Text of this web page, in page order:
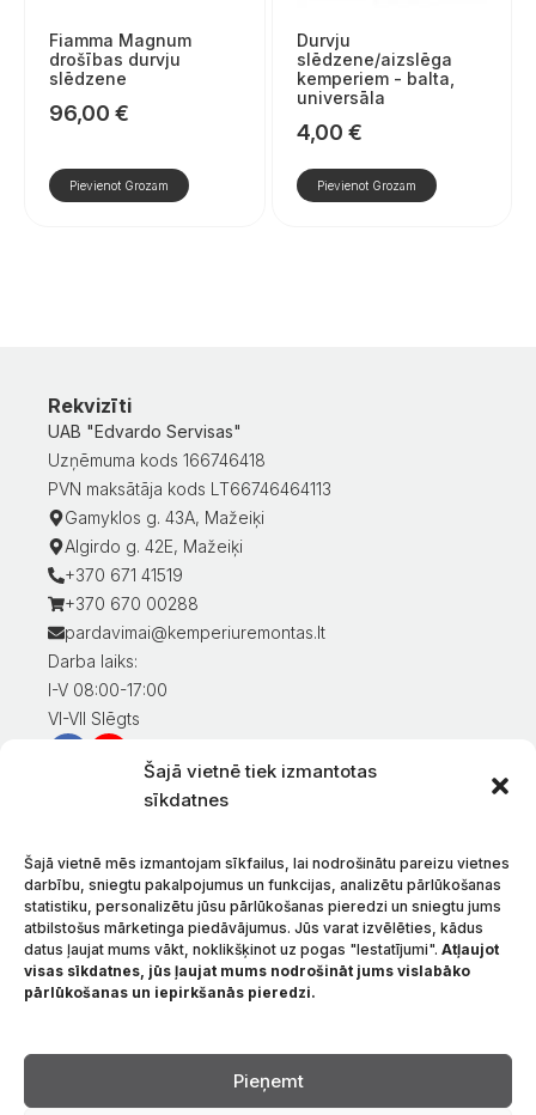
Šajā vietnē tiek izmantotas
sīkdatnes
Šajā vietnē mēs izmantojam sīkfailus, lai nodrošinātu pareizu vietnes
darbību, sniegtu pakalpojumus un funkcijas, analizētu pārlūkošanas
statistiku, personalizētu jūsu pārlūkošanas pieredzi un sniegtu jums
atbilstošus mārketinga piedāvājumus. Jūs varat izvēlēties, kādus
datus ļaujat mums vākt, noklikšķinot uz pogas "Iestatījumi". Atļaujot
visas sīkdatnes, jūs ļaujat mums nodrošināt jums vislabāko
pārlūkošanas un iepirkšanās pieredzi.
Pieņemt
Fiamma Magnum
drošības durvju
slēdzene
96,00 €
Pievienot Grozam
Durvju
slēdzene/aizslēga
kemperiem - balta,
universāla
4,00 €
Pievienot Grozam
Rekvizīti
UAB "Edvardo Servisas"
Uzņēmuma kods 166746418
PVN maksātāja kods LT66746464113
Gamyklos g. 43A, Mažeiķi
Algirdo g. 42E, Mažeiķi
+370 671 41519
+370 670 00288
pardavimai@kemperiuremontas.lt
Darba laiks:
I-V 08:00-17:00
VI-VII Slēgts
Informācija klientiem
Preču piegāde
Preču atgriešana
Nosacījumi un noteikumi
Konfidencialitātes politika
Par mums
Valoda